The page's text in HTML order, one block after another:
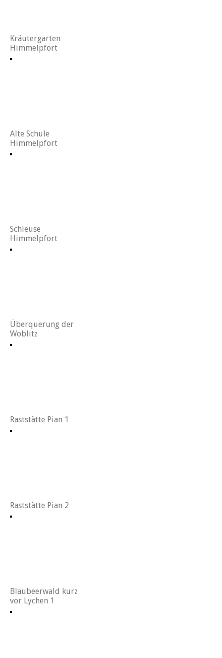
Kräutergarten
Himmelpfort
Alte Schule
Himmelpfort
Schleuse
Himmelpfort
Überquerung der
Woblitz
Raststätte Pian 1
Raststätte Pian 2
Blaubeerwald kurz
vor Lychen 1